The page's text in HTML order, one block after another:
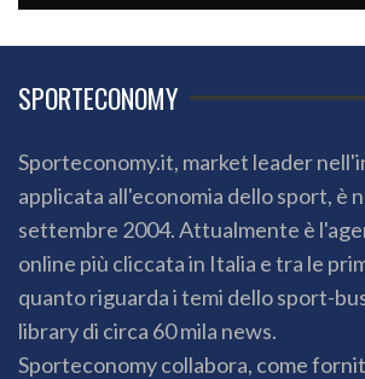
SPORTECONOMY
Sporteconomy.it, market leader
applicata all'economia dello sport, è
settembre 2004. Attualmente è
online più cliccata in Italia e tra le
quanto riguarda i temi dello sport-
library di circa 60 mila news.
Sporteconomy collabora, come